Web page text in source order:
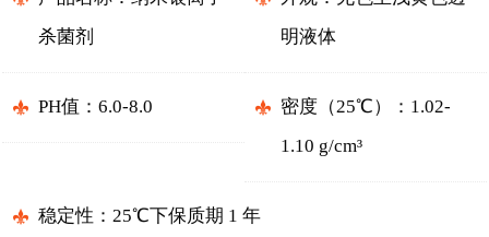
杀菌剂
明液体
PH值：6.0-8.0
密度（25℃）：1.02-
1.10 g/cm³
稳定性：25℃下保质期 1 年